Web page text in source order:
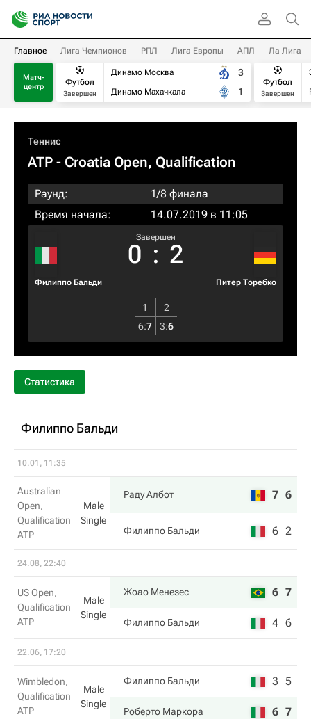
Главное Лига Чемпионов РПЛ Лига Европы АПЛ Ла Лига
Матч-
центр
Футбол
Завершен
Динамо Москва
Динамо Махачкала
3
1
Футбол
Завершен
Теннис
ATP - Croatia Open, Qualification
Раунд:
1/8 финала
Время начала:
14.07.2019 в 11:05
Филиппо Бальди
Завершен
0 : 2
Питер Торебко
1
2
6:7 3:6
Статистика
Филиппо Бальди
10.01, 11:35
Australian
Open,
Qualification
ATP
Male
Single
Раду Албот 7 6
Филиппо Бальди 6 2
24.08, 22:40
US Open,
Qualification
ATP
Male
Single
Жоао Менезес 6 7
Филиппо Бальди 4 6
22.06, 17:20
Wimbledon,
Qualification
ATP
Male
Single
Филиппо Бальди 3 5
Роберто Маркора 6 7